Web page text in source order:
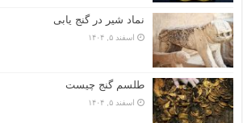
نماد شیر در گنج یابی
اسفند ۵, ۱۴۰۴
طلسم گنج چیست
اسفند ۵, ۱۴۰۴